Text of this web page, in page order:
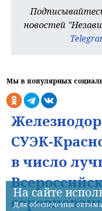
новостей
Мы в популярных
СУЭК-
в число
На сайте
Для обеспечения